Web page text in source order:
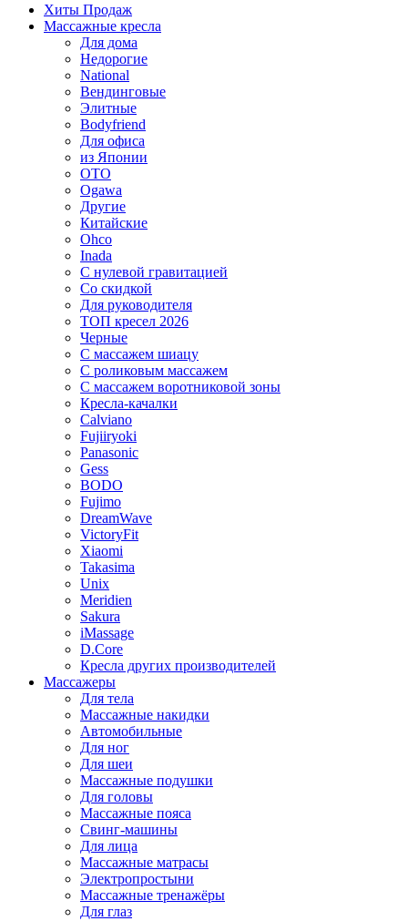
Хиты Продаж
Массажные кресла
Для дома
Недорогие
National
Вендинговые
Элитные
Bodyfriend
Для офиса
из Японии
OTO
Ogawa
Другие
Китайские
Ohco
Inada
С нулевой гравитацией
Со скидкой
Для руководителя
ТОП кресел 2026
Черные
С массажем шиацу
С роликовым массажем
С массажем воротниковой зоны
Кресла-качалки
Calviano
Fujiiryoki
Panasonic
Gess
BODO
Fujimo
DreamWave
VictoryFit
Xiaomi
Takasima
Unix
Meridien
Sakura
iMassage
D.Core
Кресла других производителей
Массажеры
Для тела
Массажные накидки
Автомобильные
Для ног
Для шеи
Массажные подушки
Для головы
Массажные пояса
Свинг-машины
Для лица
Массажные матрасы
Электропростыни
Массажные тренажёры
Для глаз